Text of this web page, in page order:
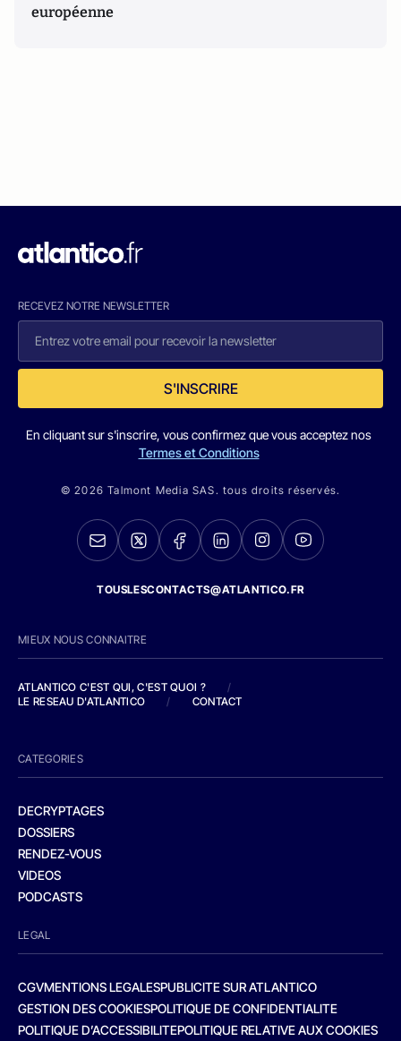
européenne
RECEVEZ NOTRE NEWSLETTER
S'INSCRIRE
En cliquant sur s'inscrire, vous confirmez que vous acceptez nos
Termes et Conditions
© 2026 Talmont Media SAS. tous droits réservés.
TOUSLESCONTACTS@ATLANTICO.FR
MIEUX NOUS CONNAITRE
ATLANTICO C'EST QUI, C'EST QUOI ?
/
LE RESEAU D'ATLANTICO
/ CONTACT
CATEGORIES
DECRYPTAGES
DOSSIERS
RENDEZ-VOUS
VIDEOS
PODCASTS
LEGAL
CGVMENTIONS LEGALESPUBLICITE SUR ATLANTICO
GESTION DES COOKIESPOLITIQUE DE CONFIDENTIALITE
POLITIQUE D’ACCESSIBILITEPOLITIQUE RELATIVE AUX COOKIES